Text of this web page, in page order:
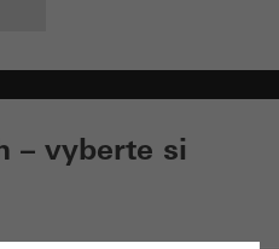
– vyberte si